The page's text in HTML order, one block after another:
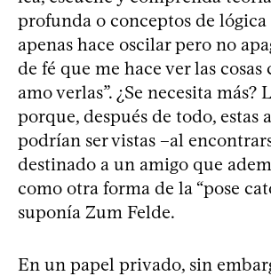
profunda o conceptos de lógica
apenas hace oscilar pero no
de fé que me hace ver las cosas
amo verlas”. ¿Se necesita más?
porque, después de todo, estas
podrían ser vistas –al
destinado a un amigo que
como otra forma de la “pose
suponía Zum Felde.
En un papel privado, sin